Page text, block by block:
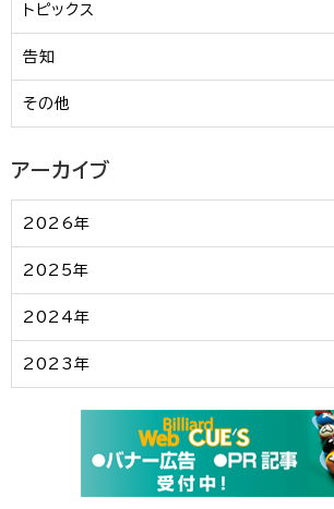
トピックス
告知
その他
アーカイブ
2026年
2025年
2024年
2023年